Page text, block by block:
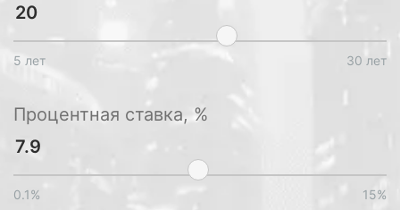
5 лет 30 лет
Процентная ставка, %
0.1% 15%